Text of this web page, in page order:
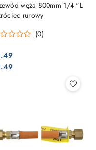
węża 800mm 1/4 "L
rurowy
(0)